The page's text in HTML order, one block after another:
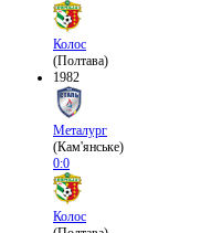
Колос
(Полтава)
1982
Металург
(Кам'янське)
0:0
Колос